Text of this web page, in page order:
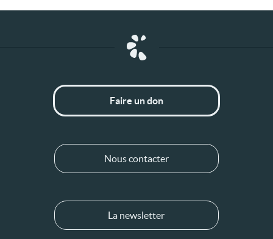
Faire un don
Nous contacter
La newsletter